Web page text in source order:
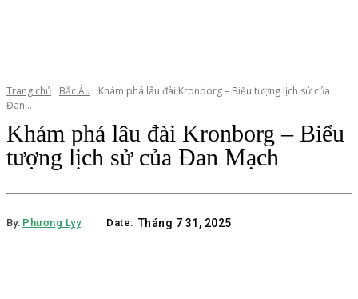
Trang chủ Bắc Âu
Khám phá lâu đài Kronborg – Biểu tượng lịch sử của
Đan...
Khám phá lâu đài Kronborg – Biểu
tượng lịch sử của Đan Mạch
By: Phương Lyy Date: Tháng 7 31, 2025